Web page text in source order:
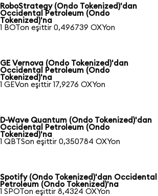
RoboStrategy (Ondo Tokenized)'dan
Occidental Petroleum (Ondo
Tokenized)'na
1 BOTon eşittir 0,496739 OXYon
GE Vernova (Ondo Tokenized)'dan
Occidental Petroleum (Ondo
Tokenized)'na
1 GEVon eşittir 17,9276 OXYon
D-Wave Quantum (Ondo Tokenized)'dan
Occidental Petroleum (Ondo
Tokenized)'na
1 QBTSon eşittir 0,350784 OXYon
Spotify (Ondo Tokenized)'dan Occidental
Petroleum (Ondo Tokenized)'na
1 SPOTon eşittir 8,4324 OXYon